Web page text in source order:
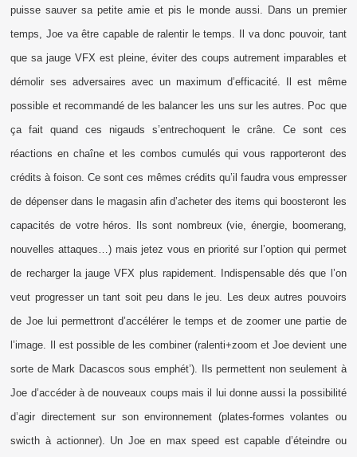
puisse sauver sa petite amie et pis le monde aussi. Dans un premier
temps, Joe va être capable de ralentir le temps. Il va donc pouvoir, tant
que sa jauge VFX est pleine, éviter des coups autrement imparables et
démolir ses adversaires avec un maximum d’efficacité. Il est même
possible et recommandé de les balancer les uns sur les autres. Poc que
ça fait quand ces nigauds s’entrechoquent le crâne. Ce sont ces
réactions en chaîne et les combos cumulés qui vous rapporteront des
crédits à foison. Ce sont ces mêmes crédits qu’il faudra vous empresser
de dépenser dans le magasin afin d’acheter des items qui boosteront les
capacités de votre héros. Ils sont nombreux (vie, énergie, boomerang,
nouvelles attaques…) mais jetez vous en priorité sur l’option qui permet
de recharger la jauge VFX plus rapidement. Indispensable dés que l’on
veut progresser un tant soit peu dans le jeu. Les deux autres pouvoirs
de Joe lui permettront d’accélérer le temps et de zoomer une partie de
l’image. Il est possible de les combiner (ralenti+zoom et Joe devient une
sorte de Mark Dacascos sous emphét’). Ils permettent non seulement à
Joe d’accéder à de nouveaux coups mais il lui donne aussi la possibilité
d’agir directement sur son environnement (plates-formes volantes ou
swicth à actionner). Un Joe en max speed est capable d’éteindre ou